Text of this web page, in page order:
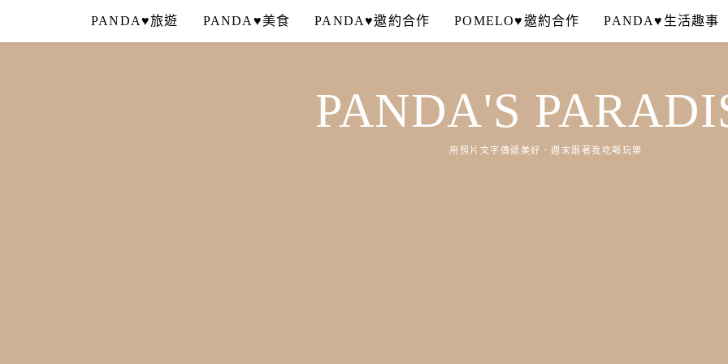
content
PANDA♥旅遊 PANDA♥美食 PANDA♥邀約合作 POMELO♥邀約合作 PANDA♥生活趣事
PANDA'S
用照片文字傳遞美好．週末跟著我吃喝玩樂